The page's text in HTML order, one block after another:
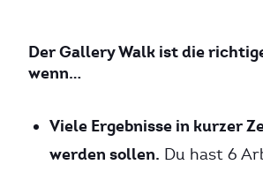
Der Gallery Walk ist die
wenn…
Viele Ergebnisse in kurzer
werden sollen. Du hast 6